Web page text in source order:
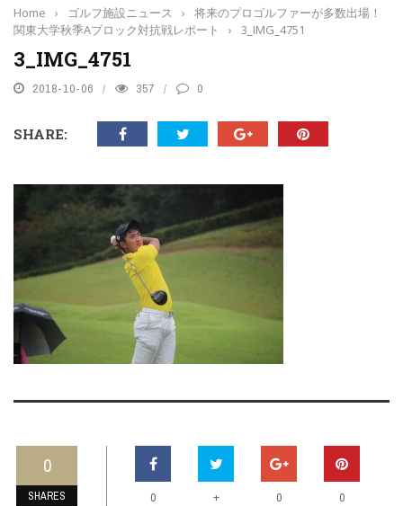
Home › ゴルフ施設ニュース ›
将来のプロゴルファーが多数出場！
関東大学秋季Aブロック対抗戦レポート
› 3_IMG_4751
3_IMG_4751
2018-10-06 357 0
SHARE:
0
SHARES 0 + 0 0